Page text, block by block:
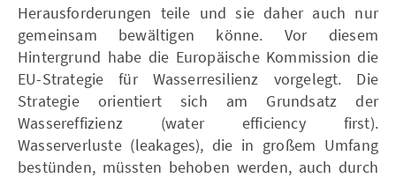
Herausforderungen teile und sie daher auch nur
gemeinsam bewältigen könne. Vor diesem
Hintergrund habe die Europäische Kommission die
EU-Strategie für Wasserresilienz vorgelegt. Die
Strategie orientiert sich am Grundsatz der
Wassereffizienz (water efficiency first).
Wasserverluste (leakages), die in großem Umfang
bestünden, müssten behoben werden, auch durch